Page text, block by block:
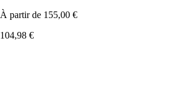
À partir de 155,00 €
104,98 €